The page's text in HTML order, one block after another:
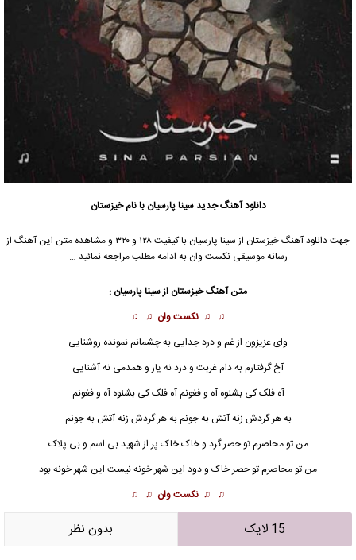
دانلود آهنگ جدیدسینا پارسیان با نام خیزستان
جهت دانلود آهنگ خیزستان از سینا پارسیان
با کیفیت ۱۲۸ و ۳۲۰ و مشاهده متن این آهنگ از
رسانه موسیقی نکست وان به ادامه مطلب مراجعه نمائید …
متن آهنگخیزستان ازسینا پارسیان :
♫ ♫ نکست وان ♫ ♫
وای عزیزون از غم و درد جدایی به چشمانم نمونده روشنایی
آخ گرفتارم به دام غربت و درد نه یار و همدمی نه آشنایی
آه فلک کی بشنوه آه و فغونم آه فلک کی بشنوه آه و فغونم
به هر گردش زنه آتش به جونم به هر گردش زنه آتش به جونم
من تو محاصرم تو حصر گرد و خاک خاک پر از شهید بی اسم و بی پلاک
من تو محاصرم تو حصر خاک و دود این شهر خونه نیست این شهر خونه بود
♫ ♫ نکست وان ♫ ♫
15 لایک بدون نظر